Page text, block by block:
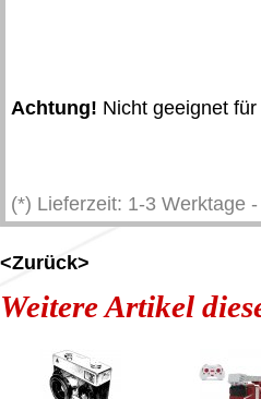
Achtung! Nicht geeignet
(*) Lieferzeit: 1-3 Werktage
<Zurück>
Weitere Artikel